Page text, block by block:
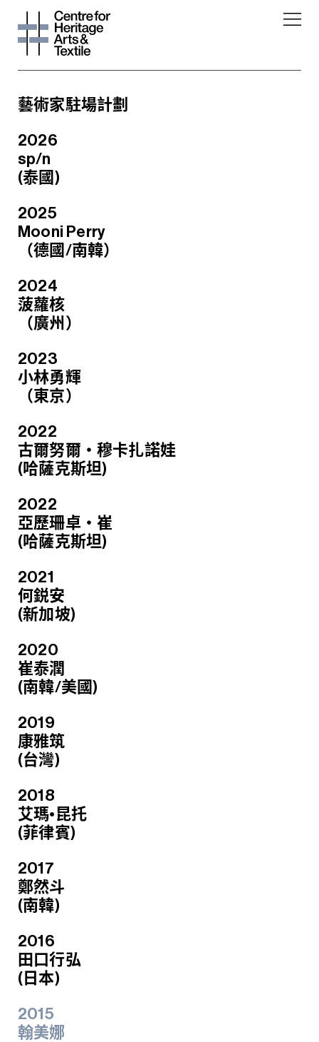
藝術家駐場計劃
2026
sp/n
(泰國)
2025
Mooni Perry
（德國/南韓）
2024
菠蘿核
（廣州）
2023
小林勇輝
（東京）
2022
古爾努爾‧穆卡扎諾娃
(哈薩克斯坦)
2022
亞歷珊卓‧崔
(哈薩克斯坦)
2021
何鋭安
(新加坡)
2020
崔泰潤
(南韓/美國)
2019
康雅筑
(台灣)
2018
艾瑪•昆托
(菲律賓)
2017
鄭然斗
(南韓)
2016
田口行弘
(日本)
2015
翰美娜